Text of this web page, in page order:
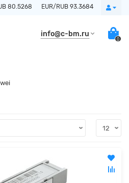
80.5268 EUR/RUB 93.3684
info@c-bm.ru
0